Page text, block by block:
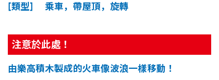
[類型] 乘車，帶屋頂，旋轉
注意於此處！
由樂高積木製成的火車像波浪一樣移動！